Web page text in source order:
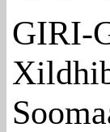
GIRI-